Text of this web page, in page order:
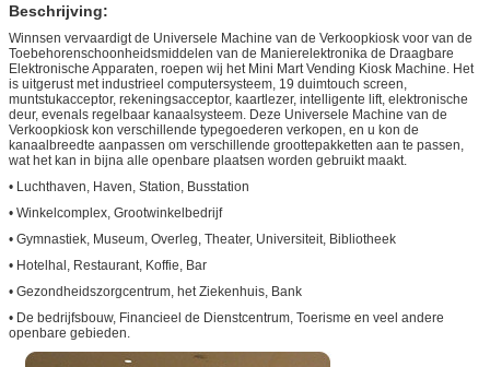
Beschrijving:
Winnsen vervaardigt de Universele Machine van de Verkoopkiosk voor van de
Toebehorenschoonheidsmiddelen van de Manierelektronika de Draagbare
Elektronische Apparaten , roepen wij het Mini Mart Vending Kiosk Machine. Het
is uitgerust met industrieel computersysteem, 19 duimtouch screen,
muntstukacceptor, rekeningsacceptor, kaartlezer, intelligente lift, elektronische
deur, evenals regelbaar kanaalsysteem. Deze Universele Machine van de
Verkoopkiosk kon verschillende typegoederen verkopen, en u kon de
kanaalbreedte aanpassen om verschillende groottepakketten aan te passen,
wat het kan in bijna alle openbare plaatsen worden gebruikt maakt
• Luchthaven, Haven, Station, Busstation
• Winkelcomplex, Grootwinkelbedrijf
• Gymnastiek, Museum, Overleg, Theater, Universiteit, Bibliotheek
• Hotelhal, Restaurant, Koffie, Bar
• Gezondheidszorgcentrum, het Ziekenhuis, Bank
• De bedrijfsbouw, Financieel de Dienstcentrum, Toerisme en veel andere
openbare gebieden.